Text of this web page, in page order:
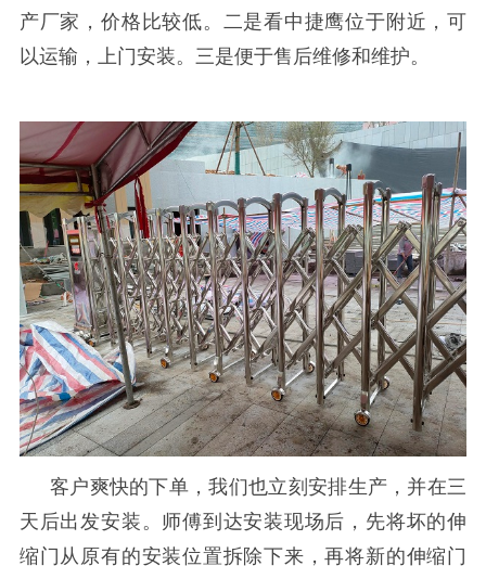
产厂家，价格比较低。二是看中捷鹰位于附近，可
以运输，上门安装。三是便于售后维修和维护。
客户爽快的下单，我们也立刻安排生产，并在三
天后出发安装。师傅到达安装现场后，先将坏的伸
缩门从原有的安装位置拆除下来，再将新的伸缩门